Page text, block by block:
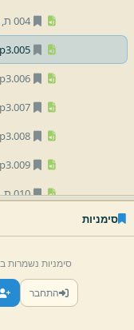
004 ת,
005.
006.
007.
008.
009.
010 ת,
013.
014.
סימניות
סימניות נשמרות
התחבר